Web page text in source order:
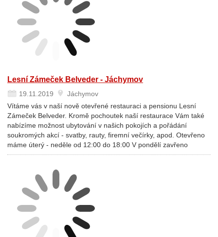
Lesní Zámeček Belveder - Jáchymov
19.11.2019
Jáchymov
Vítáme vás v naší nově otevřené restauraci a pensionu Lesní
Zámeček Belveder. Kromě pochoutek naší restaurace Vám také
nabízíme možnost ubytování v našich pokojích a pořádání
soukromých akcí - svatby, rauty, firemní večírky, apod. Otevřeno
máme úterý - neděle od 12:00 do 18:00 V pondělí zavřeno